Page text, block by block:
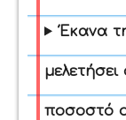
Έκανα
ποσοστό